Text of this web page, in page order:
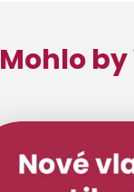
Mohlo